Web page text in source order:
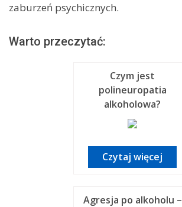
zaburzeń psychicznych.
Warto przeczytać:
Czym jest
polineuropatia
alkoholowa?
Czytaj więcej
Agresja po alkoholu –